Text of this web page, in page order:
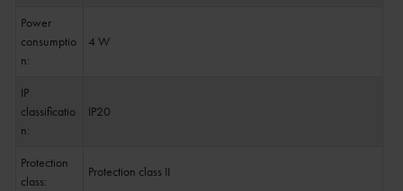
Power
consumptio
n:
4 W
IP
classificatio
n:
IP20
Protection
class:
Protection class II